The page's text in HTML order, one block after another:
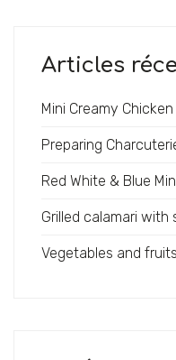
Articles
Mini Creamy
Preparing
Red White & Blue
Grilled calamari with
Vegetables and
Où sommes-
Nous serons heureux
de bons petits plats de
17, place des Cordeliers